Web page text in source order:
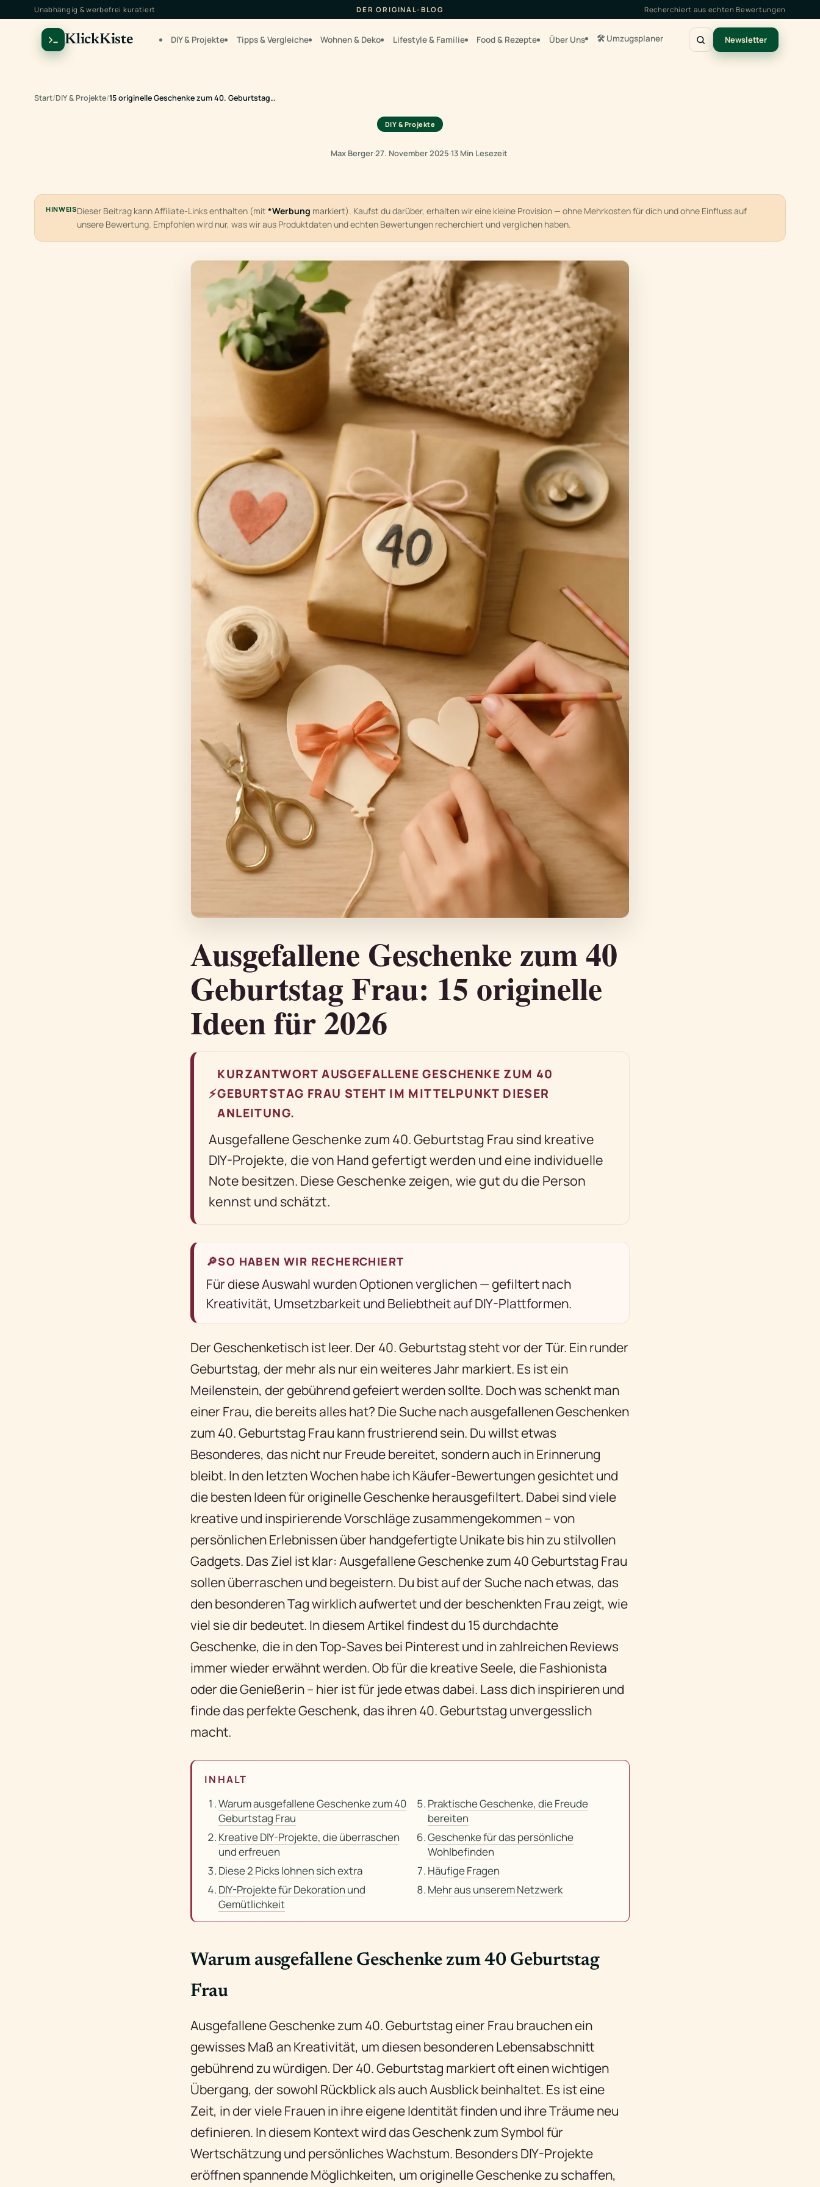
Unabhängig & werbefrei kuratiert DER ORIGINAL-BLOG Recherchiert aus echten Bewertungen
KlickKiste DIY & Projekte Tipps & Vergleiche Wohnen & Deko Lifestyle & Familie Food & Rezepte Über Uns 🛠️ Umzugsplaner Newsletter
Start/DIY & Projekte/15 originelle Geschenke zum 40. Geburtstag…
DIY & Projekte
Max Berger·27. November 2025·13 Min Lesezeit
HINWEISDieser Beitrag kann Affiliate-Links enthalten (mit *Werbung markiert). Kaufst du darüber, erhalten wir eine kleine Provision — ohne Mehrkosten für dich und ohne Einfluss auf
unsere Bewertung. Empfohlen wird nur, was wir aus Produktdaten und echten Bewertungen recherchiert und verglichen haben.
Ausgefallene Geschenke zum 40
Geburtstag Frau: 15 originelle
Ideen für 2026
⚡
KURZANTWORT AUSGEFALLENE GESCHENKE ZUM 40
GEBURTSTAG FRAU STEHT IM MITTELPUNKT DIESER
ANLEITUNG.
Ausgefallene Geschenke zum 40. Geburtstag Frau sind kreative
DIY-Projekte, die von Hand gefertigt werden und eine individuelle
Note besitzen. Diese Geschenke zeigen, wie gut du die Person
kennst und schätzt.
🔎SO HABEN WIR RECHERCHIERT
Für diese Auswahl wurden Optionen verglichen — gefiltert nach
Kreativität, Umsetzbarkeit und Beliebtheit auf DIY-Plattformen.
Der Geschenketisch ist leer. Der 40. Geburtstag steht vor der Tür. Ein runder
Geburtstag, der mehr als nur ein weiteres Jahr markiert. Es ist ein
Meilenstein, der gebührend gefeiert werden sollte. Doch was schenkt man
einer Frau, die bereits alles hat? Die Suche nach ausgefallenen Geschenken
zum 40. Geburtstag Frau kann frustrierend sein. Du willst etwas
Besonderes, das nicht nur Freude bereitet, sondern auch in Erinnerung
bleibt. In den letzten Wochen habe ich Käufer-Bewertungen gesichtet und
die besten Ideen für originelle Geschenke herausgefiltert. Dabei sind viele
kreative und inspirierende Vorschläge zusammengekommen – von
persönlichen Erlebnissen über handgefertigte Unikate bis hin zu stilvollen
Gadgets. Das Ziel ist klar: Ausgefallene Geschenke zum 40 Geburtstag Frau
sollen überraschen und begeistern. Du bist auf der Suche nach etwas, das
den besonderen Tag wirklich aufwertet und der beschenkten Frau zeigt, wie
viel sie dir bedeutet. In diesem Artikel findest du 15 durchdachte
Geschenke, die in den Top-Saves bei Pinterest und in zahlreichen Reviews
immer wieder erwähnt werden. Ob für die kreative Seele, die Fashionista
oder die Genießerin – hier ist für jede etwas dabei. Lass dich inspirieren und
finde das perfekte Geschenk, das ihren 40. Geburtstag unvergesslich
macht.
INHALT
Warum ausgefallene Geschenke zum 40
Geburtstag Frau
Kreative DIY-Projekte, die überraschen
und erfreuen
Diese 2 Picks lohnen sich extra
DIY-Projekte für Dekoration und
Gemütlichkeit
Praktische Geschenke, die Freude
bereiten
Geschenke für das persönliche
Wohlbefinden
Häufige Fragen
Mehr aus unserem Netzwerk
Warum ausgefallene Geschenke zum 40 Geburtstag
Frau
Ausgefallene Geschenke zum 40. Geburtstag einer Frau brauchen ein
gewisses Maß an Kreativität, um diesen besonderen Lebensabschnitt
gebührend zu würdigen. Der 40. Geburtstag markiert oft einen wichtigen
Übergang, der sowohl Rückblick als auch Ausblick beinhaltet. Es ist eine
Zeit, in der viele Frauen in ihre eigene Identität finden und ihre Träume neu
definieren. In diesem Kontext wird das Geschenk zum Symbol für
Wertschätzung und persönliches Wachstum. Besonders DIY-Projekte
eröffnen spannende Möglichkeiten, um originelle Geschenke zu schaffen,